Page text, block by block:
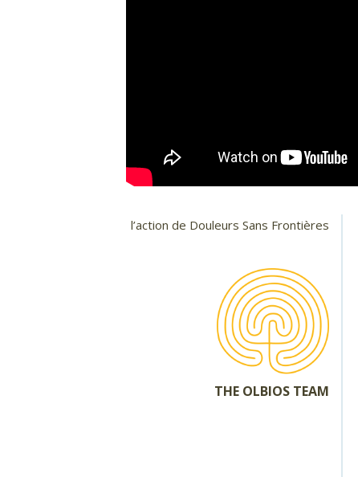
l’action de Douleurs Sans Frontières
THE OLBIOS TEAM